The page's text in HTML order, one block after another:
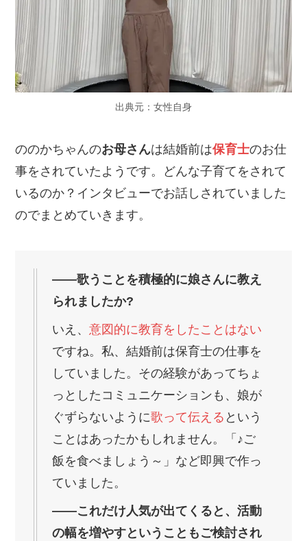
出典元：女性自身
ののかちゃんのお母さんは結婚前は保育士のお仕
事をされていたようです。どんな子育てをされて
いるのか？インタビューでお話しされていました
のでまとめていきます。
――歌うことを積極的に娘さんに教え
られましたか?
いえ、意図的に教育をしたことはない
ですね。私、結婚前は保育士の仕事を
していました。その経験があってちょ
っとしたコミュニケーションも、娘が
ぐずらないように歌って伝える という
ことはあったかもしれません。「♪ご
飯を食べましょう～」など即興で作っ
ていました。
――これだけ人気が出てくると、活動
の幅を増やすということもご検討され